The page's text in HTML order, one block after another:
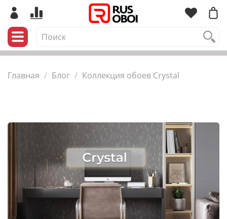
Главная Блог Коллекция обоев Crystal